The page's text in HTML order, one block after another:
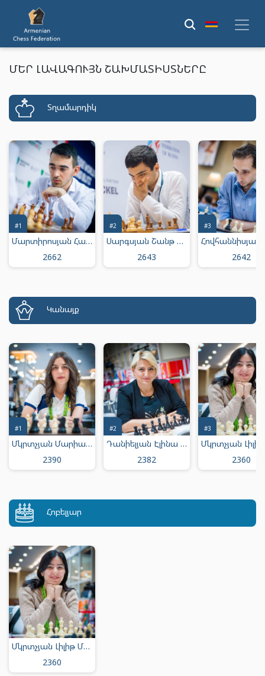
ՄԵՐ ԼԱՎԱԳՈՒՅՆ ՇԱԽՄԱՏԻՍՏՆԵՐԸ
Տղամարդիկ
Մարտիրոսյան Հայկ Միքայելի
2662
#1
Սարգսյան Շանթ Մուրադի
2643
#2
2642
#3
Կանայք
Մկրտչյան Մարիամ Արմենի
2390
#1
Դանիելյան Էլինա Յուրայի
2382
#2
2360
#3
Հոբելյար
Մկրտչյան Լիլիթ Մկրտիչի
2360